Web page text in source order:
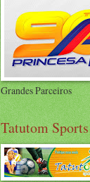
Grandes Parceiros
Tatutom Sports